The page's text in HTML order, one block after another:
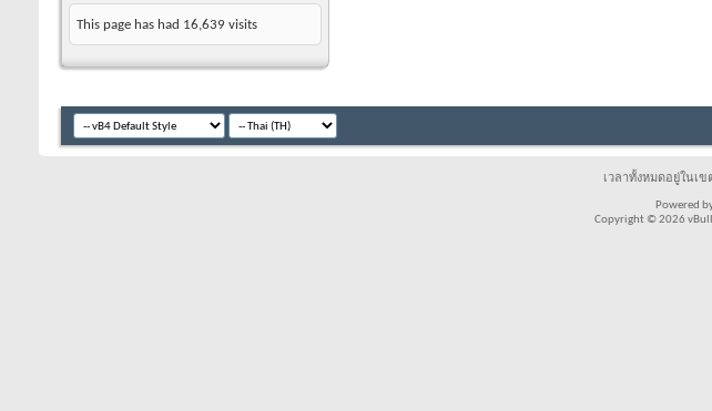
This page has had 16,639 visits
เวลาทั้งหมดอยู่ในเข
Powered
Copyright © 2026